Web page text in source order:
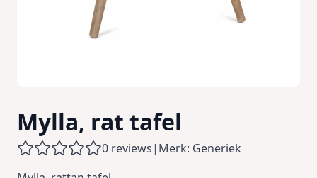
Mylla, rat tafel
0 reviews| Merk: Generiek